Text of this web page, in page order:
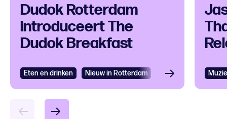
Dudok Rotterdam
introduceert The
Dudok Breakfast
Eten en drinken Nieuw in Rotterdam
Bekijken